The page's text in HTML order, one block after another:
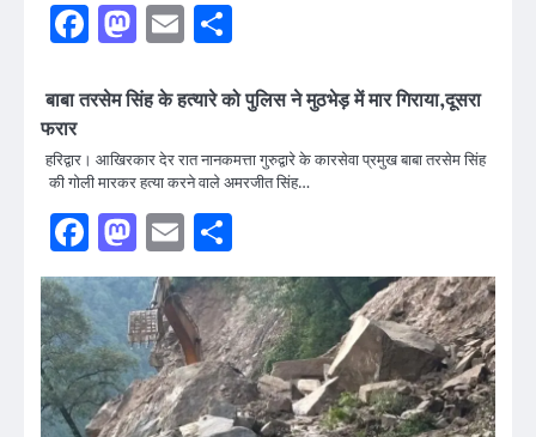
Facebook
Mastodon
Email
बाबा तरसेम सिंह के हत्यारे को पुलिस ने मुठभेड़ में मार गिराया,दूसरा
फरार
हरिद्वार। आखिरकार देर रात नानकमत्ता गुरुद्वारे के कारसेवा प्रमुख बाबा तरसेम सिंह
की गोली मारकर हत्या करने वाले अमरजीत सिंह…
Facebook
Mastodon
Email